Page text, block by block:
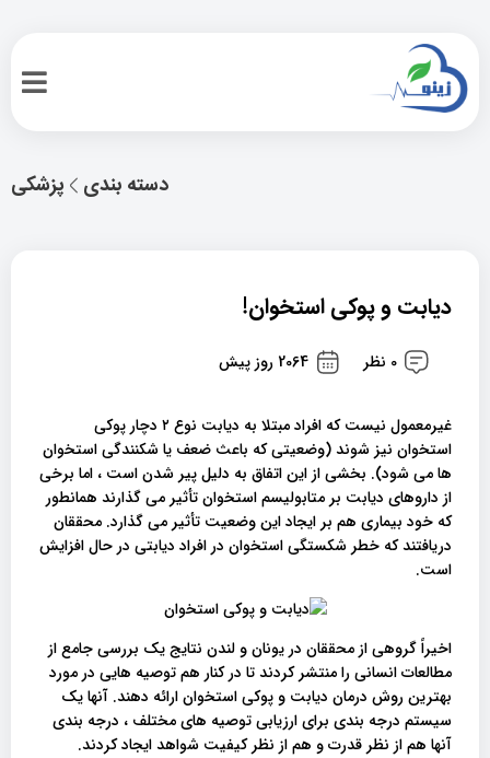
پزشکی دسته بندی
دیابت و پوکی استخوان!
0 نظر 2064 روز پیش
غیرمعمول نیست که افراد مبتلا به دیابت نوع ۲ دچار پوکی
استخوان نیز شوند (وضعیتی که باعث ضعف یا شکنندگی استخوان
ها می شود). بخشی از این اتفاق به دلیل پیر شدن است ، اما برخی
از داروهای دیابت بر متابولیسم استخوان تأثیر می گذارند همانطور
که خود بیماری هم بر ایجاد این وضعیت تأثیر می گذارد. محققان
دریافتند که خطر شکستگی استخوان در افراد دیابتی در حال افزایش
است.
اخیراً گروهی از محققان در یونان و لندن نتایج یک بررسی جامع از
مطالعات انسانی را منتشر کردند تا در کنار هم توصیه هایی در مورد
بهترین روش درمان دیابت و پوکی استخوان ارائه دهند. آنها یک
سیستم درجه بندی برای ارزیابی توصیه های مختلف ، درجه بندی
آنها هم از نظر قدرت و هم از نظر کیفیت شواهد ایجاد کردند.